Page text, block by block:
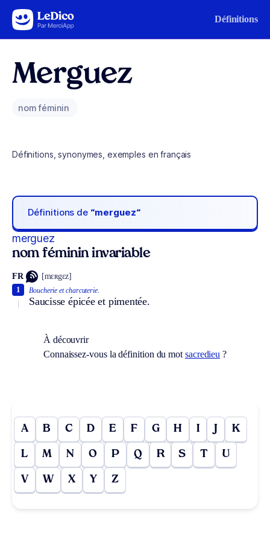
Aller au contenu Définitions
Merguez
nom féminin
Définitions, synonymes, exemples en français
Définitions de “merguez“
merguez
nom féminin invariable
FR [mɛʀgɛz]
Boucherie et charcuterie.
Saucisse épicée et pimentée.
1
À découvrir
Connaissez-vous la définition du mot sacredieu ?
A B C D E F G H I J K
L M N O P Q R S T U
V W X Y Z